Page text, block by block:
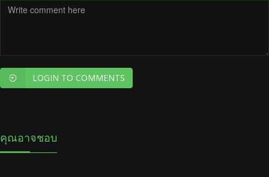
LOGIN TO COMMENTS
คุณอาจชอบ